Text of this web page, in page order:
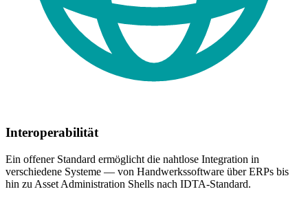
Interoperabilität
Ein offener Standard ermöglicht die nahtlose Integration in
verschiedene Systeme — von Handwerkssoftware über ERPs bis
hin zu Asset Administration Shells nach IDTA-Standard.